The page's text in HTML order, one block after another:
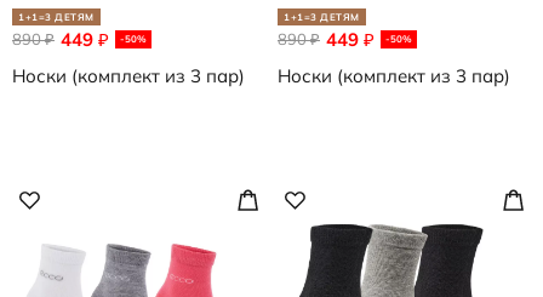
1+1=3 ДЕТЯМ
449 ₽ -50%
890₽
Носки (комплект из 3 пар)
1+1=3 ДЕТЯМ
449 ₽ -50%
890₽
Носки (комплект из 3 пар)